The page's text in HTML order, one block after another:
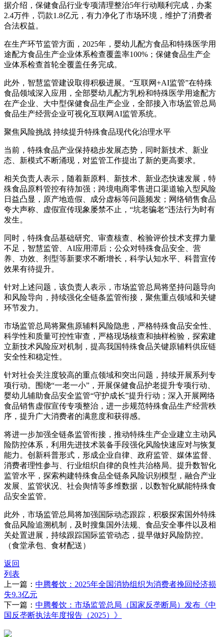
据介绍，保健食品行业专项清理整治5年行动顺利完成，办案
2.4万件，罚款1.8亿元，有力净化了市场环境，维护了消费者
合法权益。
在生产环节监管方面，2025年，婴幼儿配方食品和特殊医学用
途配方食品生产企业体系检查覆盖率100%；保健食品生产企
业体系检查首轮全覆盖任务完成。
此外，智慧监管建设取得积极进展。“互联网+AI监管”在特殊
食品领域深入应用，全部婴幼儿配方乳粉和特殊医学用途配方
在产企业、大中型保健食品生产企业，全部接入市场监管总局
食品生产经营企业可视化互联网AI监管系统。
聚焦风险挑战 持续提升特殊食品现代化治理水平
当前，特殊食品产业保持稳步发展态势，同时新技术、新业
态、新模式不断涌现，对监管工作提出了新的更高要求。
相关负责人表示，随着新原料、新技术、新业态快速发展，特
殊食品原料管控有待加强；跨境电商零售进口渠道输入型风险
日益凸显，原产地造假、成分虚标等问题频发；网络销售食品
夸大声称、虚假宣传现象屡禁不止，“坑老骗老”违法行为时有
发生。
同时，特殊食品基础研究、审查核查、检验评价技术支撑力量
不足，智慧监管、AI应用滞后；公众对特殊食品安全、营
养、功效、剂型等新要求不断增长，科学认知水平、科普宣传
效果有待提升。
针对上述问题，该负责人表示，市场监管总局将坚持问题导向
和风险导向，持续强化全链条监管衔接，聚焦重点领域和关键
环节发力。
市场监管总局将聚焦原辅料风险隐患，严格特殊食品安全性、
科学性和质量可控性审查，严格现场核查和抽样检验，探索建
立新技术风险应对机制，提高我国特殊食品关键原辅料供应链
安全性和稳定性。
针对社会关注度较高的重点领域和突出问题，持续开展系列专
项行动。围绕“一老一小”，开展保健食品护老提升专项行动、
婴幼儿辅助食品安全监管“守护成长”提升行动；深入开展网络
食品销售虚假宣传专项整治，进一步规范特殊食品生产经营秩
序，提升广大消费者的满意度和获得感。
将进一步加强全链条监管衔接，推动特殊生产企业建立主动风
险防控体系，利用先进技术装备手段强化风险快速应对与恢复
能力。创新科普形式，形成企业自律、政府监管、媒体监督、
消费者理性参与、行业组织自律的良性共治格局。提升数智化
监管水平，探索构建特殊食品全链条风险识别模型，融合产业
发展、监管状况、社会舆情等多维数据，以数智化赋能特殊食
品安全监管。
此外，市场监管总局将加强国际动态跟踪，积极探索国外特殊
食品风险追溯机制，及时搜集国外法规、食品安全事件以及相
关处置进展，持续跟踪国际监管动态，提早做好风险防控。
（食堂承包、食材配送）
返回
列表
上一篇： 中腾餐饮：2025年全国消协组织为消费者挽回经济损
失9.3亿元
下一篇： 中腾餐饮：市场监管总局（国家反垄断局）发布《中
国反垄断执法年度报告（2025）》